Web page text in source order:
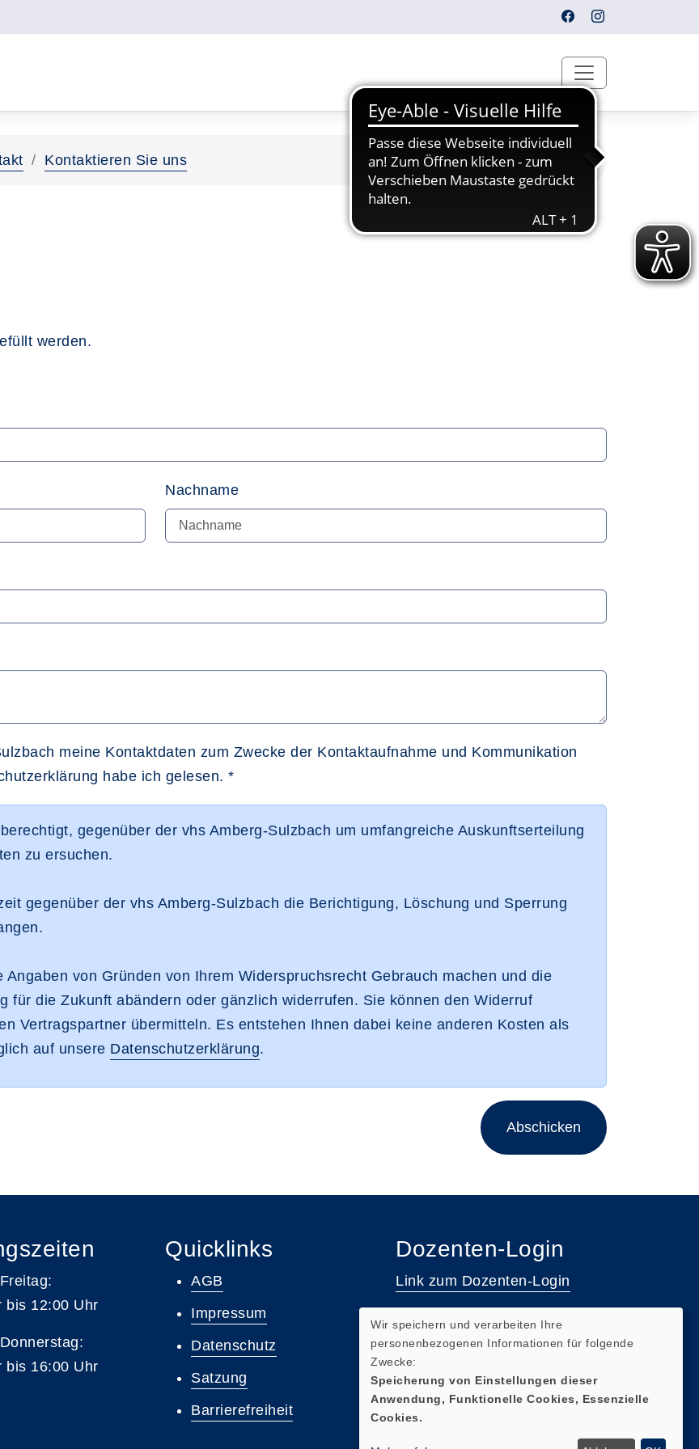
Kontaktieren Sie uns
werden.
Nachname
meine Kontaktdaten zum Zwecke der Kontaktaufnahme und Kommunikation
habe ich gelesen. *
gegenüber der vhs Amberg-Sulzbach um umfangreiche Auskunftserteilung
zu ersuchen.
gegenüber der vhs Amberg-Sulzbach die Berichtigung, Löschung und Sperrung
von Gründen von Ihrem Widerspruchsrecht Gebrauch machen und die
für die Zukunft abändern oder gänzlich widerrufen. Sie können den Widerruf
Vertragspartner übermitteln. Es entstehen Ihnen dabei keine anderen Kosten als
auf unsere Datenschutzerklärung.
Abschicken
bis 12:00 Uhr
bis 16:00 Uhr
Quicklinks
AGB
Impressum
Datenschutz
Satzung
Barrierefreiheit
Dozenten-Login
Link zum Dozenten-Login
Wir speichern und verarbeiten Ihre
personenbezogenen Informationen für folgende
Zwecke:
Speicherung von Einstellungen dieser
Anwendung, Funktionelle Cookies, Essenzielle
Cookies.